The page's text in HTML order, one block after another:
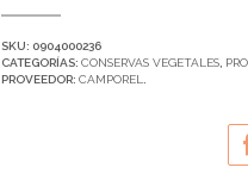
SKU: 0904000236
CATEGORÍAS: CONSERVAS VEGETALES,
PROVEEDOR: CAMPOREL